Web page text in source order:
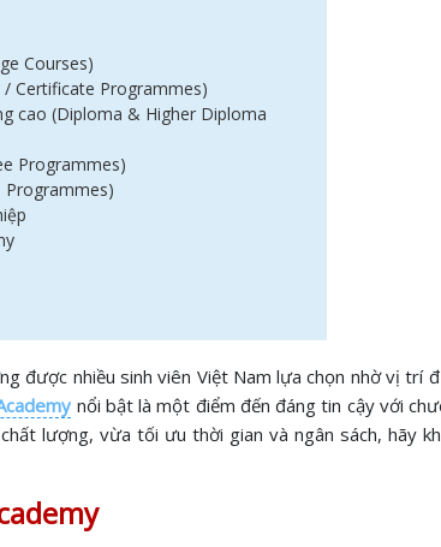
Courses)
Certificate Programmes)
cao (Diploma & Higher Diploma
Programmes)
Programmes)
được nhiều sinh viên Việt Nam lựa chọn nhờ vị
nổi bật là một điểm đến đáng tin cậy với
lượng, vừa tối ưu thời gian và ngân sách, hãy